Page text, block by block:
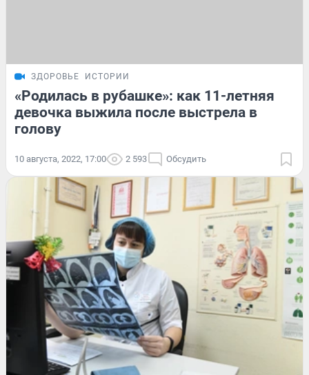
ЗДОРОВЬЕ ИСТОРИИ
«Родилась в рубашке»: как 11-летняя
девочка выжила после выстрела в
голову
10 августа, 2022, 17:00 2 593 Обсудить